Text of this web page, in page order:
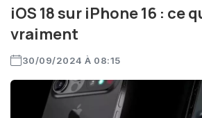
iOS 18 sur iPhone 16 : ce
vraiment
30/09/2024 À 08:15